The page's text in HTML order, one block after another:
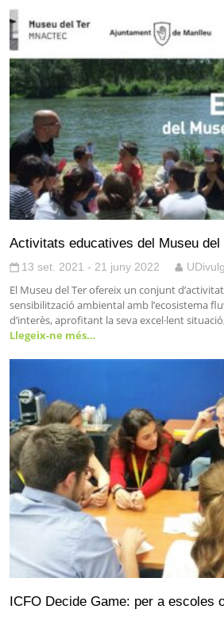
Activitats educatives del Museu del
13 set. 2021 - 21 juny 2022
El Museu del Ter ofereix un conjunt
sensibilització ambiental amb l’ecosistema
d’interès, aprofitant la seva excel·lent
Llegeix-ne més…
ICFO Decide Game: per a escoles